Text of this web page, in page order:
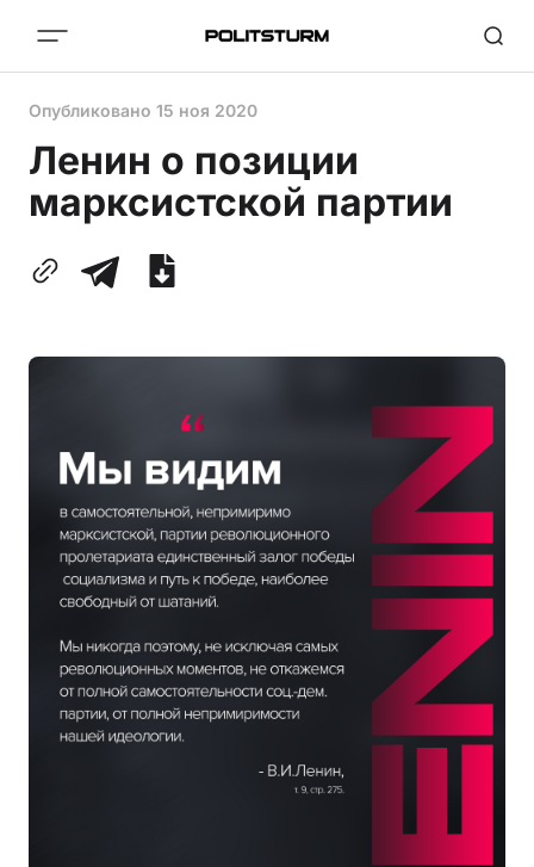
Опубликовано 15 ноя 2020
Ленин о позиции
марксистской партии